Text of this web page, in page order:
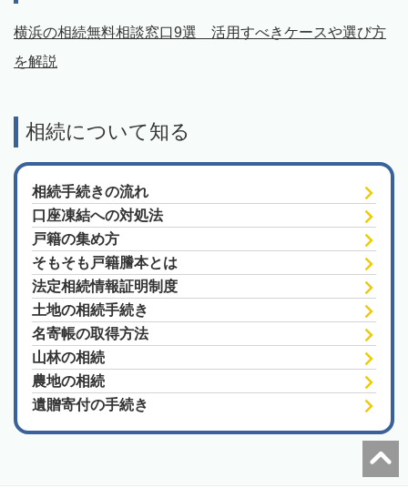
横浜の相続無料相談窓口9選 活用すべきケースや選び方
を解説
相続について知る
相続手続きの流れ
口座凍結への対処法
戸籍の集め方
そもそも戸籍謄本とは
法定相続情報証明制度
土地の相続手続き
名寄帳の取得方法
山林の相続
農地の相続
遺贈寄付の手続き